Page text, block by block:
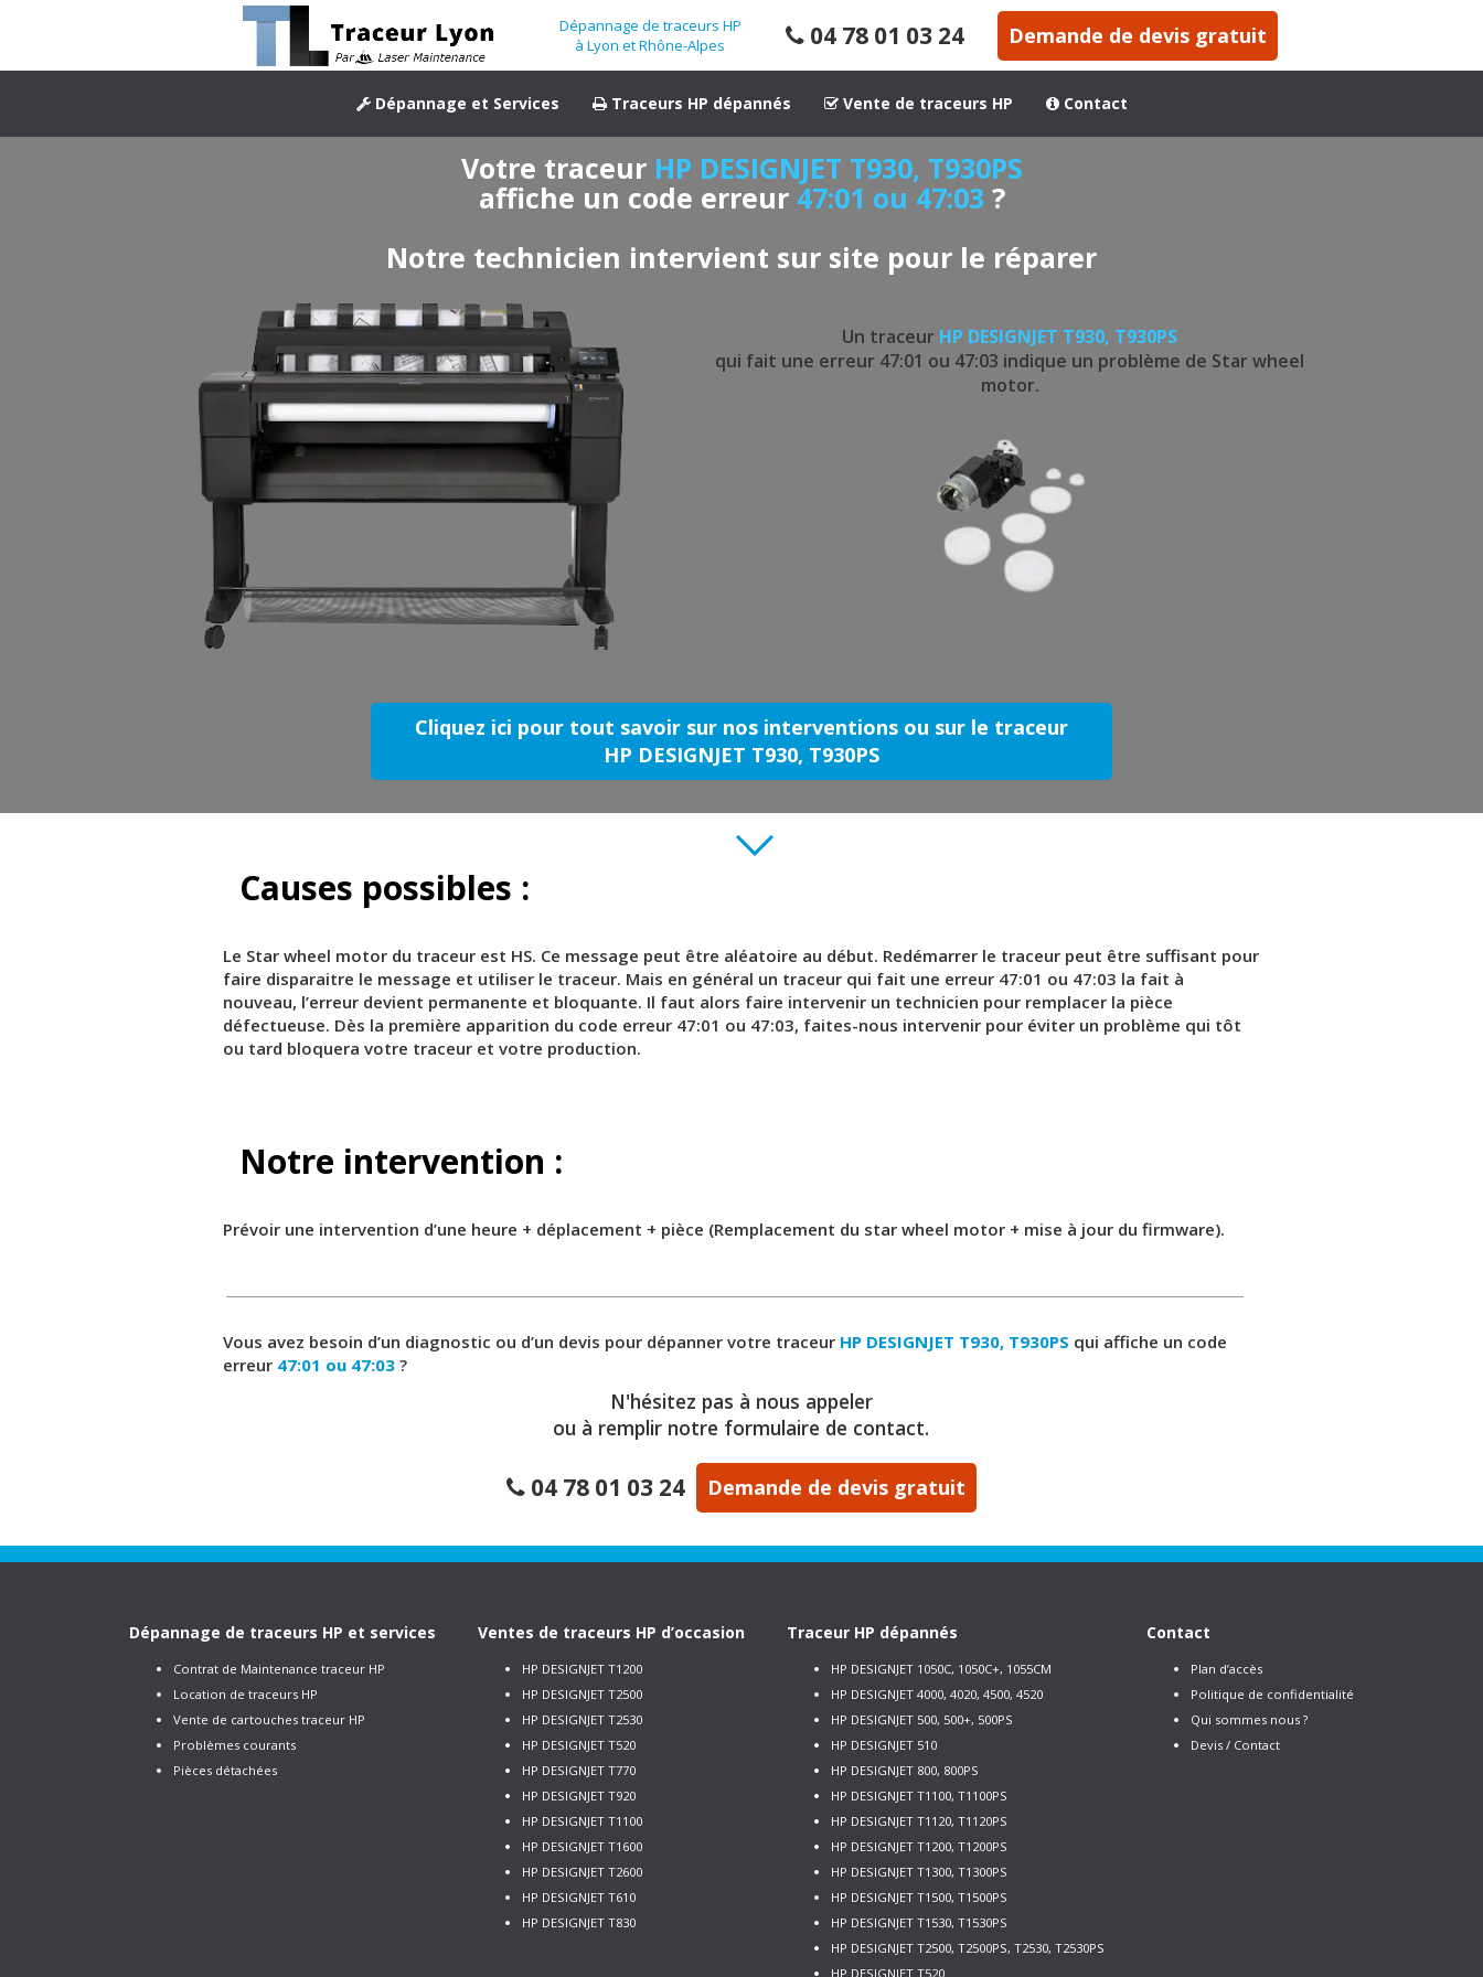
Dépannage de traceurs HP
à Lyon et Rhône-Alpes
04 78 01 03 24 Demande de devis gratuit
Dépannage et Services Traceurs HP dépannés Vente de traceurs HP Contact
Votre traceur HP DESIGNJET T930, T930PS
affiche un code erreur 47:01 ou 47:03 ?
Notre technicien intervient sur site pour le réparer
Un traceur HP DESIGNJET T930, T930PS
qui fait une erreur 47:01 ou 47:03 indique un problème de Star wheel
motor.
Cliquez ici pour tout savoir sur nos interventions ou sur le traceur
HP DESIGNJET T930, T930PS
Causes possibles :
Le Star wheel motor du traceur est HS. Ce message peut être aléatoire au début. Redémarrer le traceur peut être suffisant pour
faire disparaitre le message et utiliser le traceur. Mais en général un traceur qui fait une erreur 47:01 ou 47:03 la fait à
nouveau, l’erreur devient permanente et bloquante. Il faut alors faire intervenir un technicien pour remplacer la pièce
défectueuse. Dès la première apparition du code erreur 47:01 ou 47:03, faites-nous intervenir pour éviter un problème qui tôt
ou tard bloquera votre traceur et votre production.
Notre intervention :
Prévoir une intervention d’une heure + déplacement + pièce (Remplacement du star wheel motor + mise à jour du firmware).
Vous avez besoin d’un diagnostic ou d’un devis pour dépanner votre traceur HP DESIGNJET T930, T930PS qui affiche un code
erreur 47:01 ou 47:03?
N'hésitez pas à nous appeler
ou à remplir notre formulaire de contact.
04 78 01 03 24 Demande de devis gratuit
Dépannage de traceurs HP et services
Contrat de Maintenance traceur HP
Location de traceurs HP
Vente de cartouches traceur HP
Problèmes courants
Pièces détachées
Ventes de traceurs HP d’occasion
HP DESIGNJET T1200
HP DESIGNJET T2500
HP DESIGNJET T2530
HP DESIGNJET T520
HP DESIGNJET T770
HP DESIGNJET T920
HP DESIGNJET T1100
HP DESIGNJET T1600
HP DESIGNJET T2600
HP DESIGNJET T610
HP DESIGNJET T830
Traceur HP dépannés
HP DESIGNJET 1050C, 1050C+, 1055CM
HP DESIGNJET 4000, 4020, 4500, 4520
HP DESIGNJET 500, 500+, 500PS
HP DESIGNJET 510
HP DESIGNJET 800, 800PS
HP DESIGNJET T1100, T1100PS
HP DESIGNJET T1120, T1120PS
HP DESIGNJET T1200, T1200PS
HP DESIGNJET T1300, T1300PS
HP DESIGNJET T1500, T1500PS
HP DESIGNJET T1530, T1530PS
HP DESIGNJET T2500, T2500PS, T2530, T2530PS
HP DESIGNJET T520
Contact
Plan d’accès
Politique de confidentialité
Qui sommes nous ?
Devis / Contact